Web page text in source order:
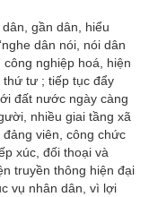
gần dân, hiểu
dân nói, nói dân
nghiệp hoá, hiện
thứ tư ; tiếp tục đẩy
đất nước ngày càng
nhiều giai tầng xã
viên, công chức
xúc, đối thoại và
truyền thông hiện đại
vụ nhân dân, vì lợi